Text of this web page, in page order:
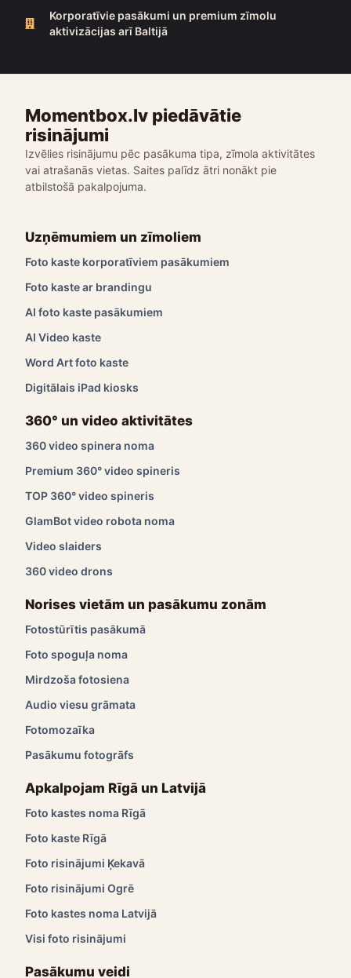
Korporatīvie pasākumi un premium zīmolu
aktivizācijas arī Baltijā
Momentbox.lv piedāvātie
risinājumi
Izvēlies risinājumu pēc pasākuma tipa, zīmola aktivitātes
vai atrašanās vietas. Saites palīdz ātri nonākt pie
atbilstošā pakalpojuma.
Uzņēmumiem un zīmoliem
Foto kaste korporatīviem pasākumiem
Foto kaste ar brandingu
AI foto kaste pasākumiem
AI Video kaste
Word Art foto kaste
Digitālais iPad kiosks
360° un video aktivitātes
360 video spinera noma
Premium 360° video spineris
TOP 360° video spineris
GlamBot video robota noma
Video slaiders
360 video drons
Norises vietām un pasākumu zonām
Fotostūrītis pasākumā
Foto spoguļa noma
Mirdzoša fotosiena
Audio viesu grāmata
Fotomozaīka
Pasākumu fotogrāfs
Apkalpojam Rīgā un Latvijā
Foto kastes noma Rīgā
Foto kaste Rīgā
Foto risinājumi Ķekavā
Foto risinājumi Ogrē
Foto kastes noma Latvijā
Visi foto risinājumi
Pasākumu veidi